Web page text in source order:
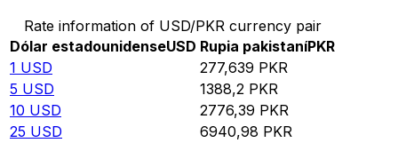
Rate information of USD/PKR currency pair
Dólar estadounidenseUSD Rupia pakistaníPKR
1 USD 277,639 PKR
5 USD 1388,2 PKR
10 USD 2776,39 PKR
25 USD 6940,98 PKR